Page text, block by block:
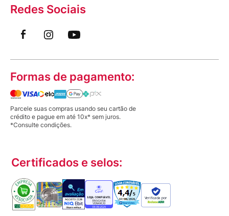
Redes Sociais
Formas de pagamento:
Parcele suas compras usando seu cartão de
crédito e pague em até 10x* sem juros.
*Consulte condições.
Certificados e selos:
Verificada por